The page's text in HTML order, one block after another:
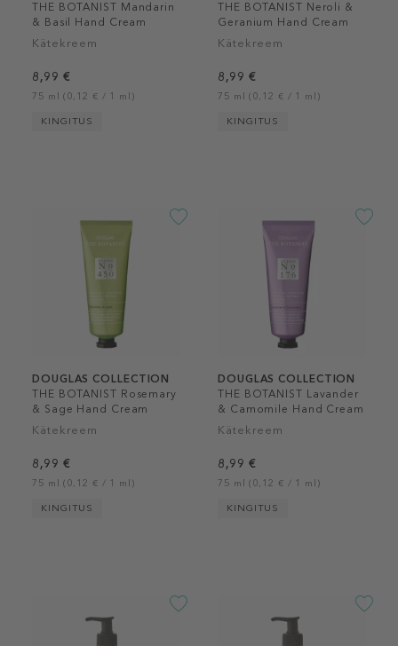
THE BOTANIST Mandarin
& Basil Hand Cream
Kätekreem
8,99 €
75 ml (0,12 € / 1 ml)
KINGITUS
THE BOTANIST Neroli &
Geranium Hand Cream
Kätekreem
8,99 €
75 ml (0,12 € / 1 ml)
KINGITUS
DOUGLAS COLLECTION
THE BOTANIST Rosemary
& Sage Hand Cream
Kätekreem
8,99 €
75 ml (0,12 € / 1 ml)
KINGITUS
DOUGLAS COLLECTION
THE BOTANIST Lavander
& Camomile Hand Cream
Kätekreem
8,99 €
75 ml (0,12 € / 1 ml)
KINGITUS